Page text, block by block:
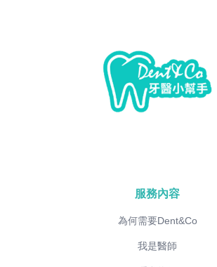
服務內容
為何需要Dent&Co
我是醫師